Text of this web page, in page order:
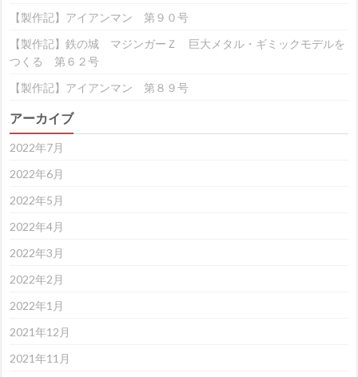
【製作記】アイアンマン 第９０号
【製作記】鉄の城 マジンガーＺ 巨大メタル・ギミックモデルを
つくる 第６２号
【製作記】アイアンマン 第８９号
アーカイブ
2022年7月
2022年6月
2022年5月
2022年4月
2022年3月
2022年2月
2022年1月
2021年12月
2021年11月